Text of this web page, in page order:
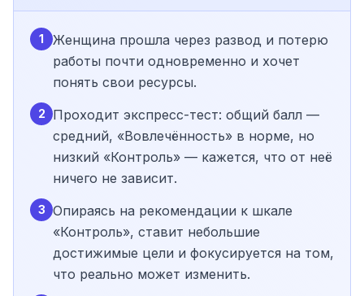
1
Женщина прошла через развод и потерю
работы почти одновременно и хочет
понять свои ресурсы.
2
Проходит экспресс-тест: общий балл —
средний, «Вовлечённость» в норме, но
низкий «Контроль» — кажется, что от неё
ничего не зависит.
3 Опираясь на рекомендации к шкале
«Контроль», ставит небольшие
достижимые цели и фокусируется на том,
что реально может изменить.